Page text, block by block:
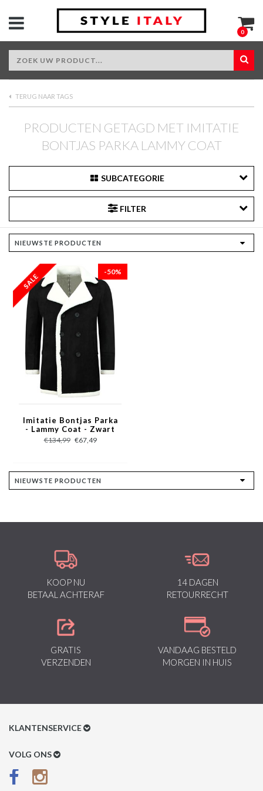
0
TERUG NAAR TAGS
PRODUCTEN GETAGD MET IMITATIE
BONTJAS PARKA LAMMY COAT
SUBCATEGORIE
FILTER
-50%
Imitatie Bontjas Parka
- Lammy Coat - Zwart
€134,99 €67,49
KOOP NU
BETAAL ACHTERAF
14 DAGEN
RETOURRECHT
GRATIS
VERZENDEN
VANDAAG BESTELD
MORGEN IN HUIS
KLANTENSERVICE
Klantenservice
Betaalmethoden
VOLG ONS